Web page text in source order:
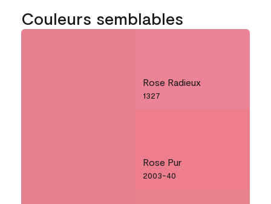
Couleurs semblables
Rose Radieux
1327
Rose Pur
2003-40